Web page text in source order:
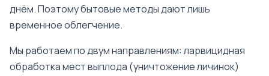
днём. Поэтому бытовые методы дают лишь
временное облегчение.
Мы работаем по двум направлениям: ларвицидная
обработка мест выплода (уничтожение личинок)